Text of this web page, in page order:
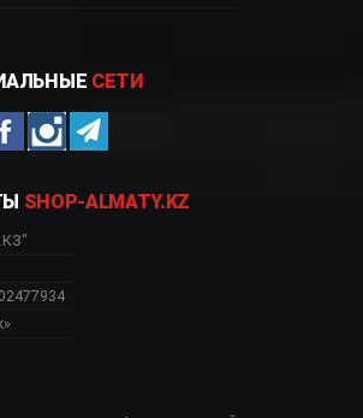
СЕТИ
SHOP-ALMATY.KZ